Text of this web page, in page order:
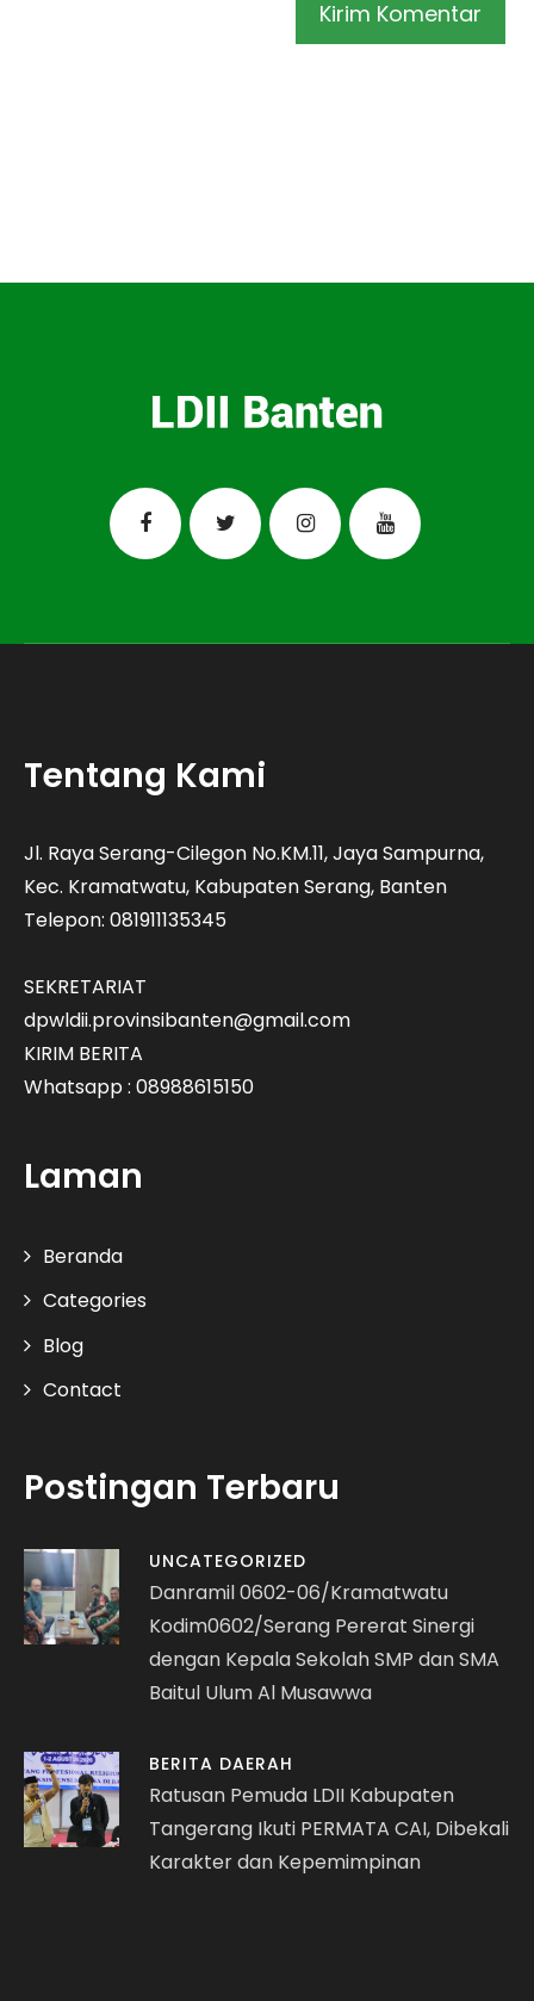
Tentang Kami
Jl. Raya Serang-Cilegon No.KM.11, Jaya Sampurna,
Kec. Kramatwatu, Kabupaten Serang, Banten
Telepon: 081911135345
SEKRETARIAT
dpwldii.provinsibanten@gmail.com
KIRIM BERITA
Whatsapp : 08988615150
Laman
Beranda
Categories
Blog
Contact
Postingan Terbaru
UNCATEGORIZED
Danramil 0602-06/Kramatwatu
Kodim0602/Serang Pererat Sinergi
dengan Kepala Sekolah SMP dan SMA
Baitul Ulum Al Musawwa
BERITA DAERAH
Ratusan Pemuda LDII Kabupaten
Tangerang Ikuti PERMATA CAI, Dibekali
Karakter dan Kepemimpinan